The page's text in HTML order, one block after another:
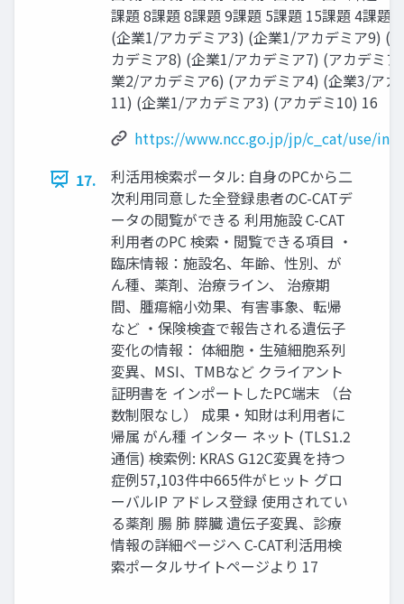
課題 8課題 8課題 9課題 5課題 15課題 4課題
(企業1/アカデミア3) (企業1/アカデミア9) (
カデミア8) (企業1/アカデミア7) (アカデミ
業2/アカデミア6) (アカデミア4) (企業3/アカ
11) (企業1/アカデミア3) (アカデミ10) 16
https://www.ncc.go.jp/jp/c_cat/use/
17.
利活用検索ポータル: 自身のPCから二
次利用同意した全登録患者のC-CATデ
ータの閲覧ができる 利用施設 C-CAT
利用者のPC 検索・閲覧できる項目 ・
臨床情報：施設名、年齢、性別、が
ん種、薬剤、治療ライン、 治療期
間、腫瘍縮小効果、有害事象、転帰
など ・保険検査で報告される遺伝子
変化の情報： 体細胞・生殖細胞系列
変異、MSI、TMBなど クライアント
証明書を インポートしたPC端末 （台
数制限なし） 成果・知財は利用者に
帰属 がん種 インター ネット (TLS1.2
通信) 検索例: KRAS G12C変異を持つ
症例57,103件中665件がヒット グロ
ーバルIP アドレス登録 使用されてい
る薬剤 腸 肺 膵臓 遺伝子変異、診療
情報の詳細ページへ C-CAT利活用検
索ポータルサイトページより 17